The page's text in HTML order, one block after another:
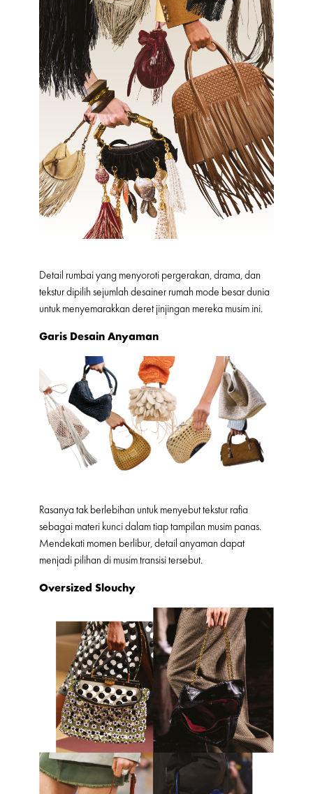
Detail rumbai yang menyoroti pergerakan, drama, dan
tekstur dipilih sejumlah desainer rumah mode besar dunia
untuk menyemarakkan deret jinjingan mereka musim ini.
Garis Desain Anyaman
Rasanya tak berlebihan untuk menyebut tekstur rafia
sebagai materi kunci dalam tiap tampilan musim panas.
Mendekati momen berlibur, detail anyaman dapat
menjadi pilihan di musim transisi tersebut.
Oversized Slouchy